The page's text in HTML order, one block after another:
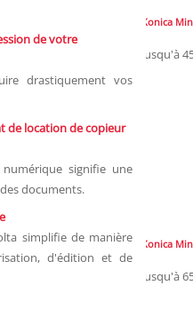
de votre
drastiquement vos
de location de copieur
signifie une
documents.
simplifie de manière
d'édition et de
Konica
Jusqu'à
Konica
Jusqu'à